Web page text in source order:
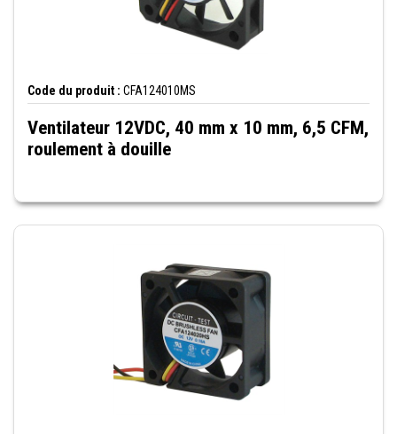
Code du produit : CFA124010MS
Ventilateur 12VDC, 40 mm x 10 mm, 6,5 CFM,
roulement à douille